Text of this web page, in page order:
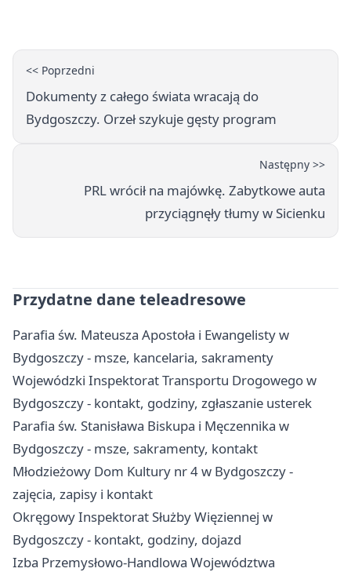
<< Poprzedni
Dokumenty z całego świata wracają do
Bydgoszczy. Orzeł szykuje gęsty program
Następny >>
PRL wrócił na majówkę. Zabytkowe auta
przyciągnęły tłumy w Sicienku
Przydatne dane teleadresowe
Parafia św. Mateusza Apostoła i Ewangelisty w
Bydgoszczy - msze, kancelaria, sakramenty
Wojewódzki Inspektorat Transportu Drogowego w
Bydgoszczy - kontakt, godziny, zgłaszanie usterek
Parafia św. Stanisława Biskupa i Męczennika w
Bydgoszczy - msze, sakramenty, kontakt
Młodzieżowy Dom Kultury nr 4 w Bydgoszczy -
zajęcia, zapisy i kontakt
Okręgowy Inspektorat Służby Więziennej w
Bydgoszczy - kontakt, godziny, dojazd
Izba Przemysłowo-Handlowa Województwa